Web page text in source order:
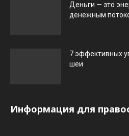
Деньги — это
денежным
7 эффективных
шеи
Информация для